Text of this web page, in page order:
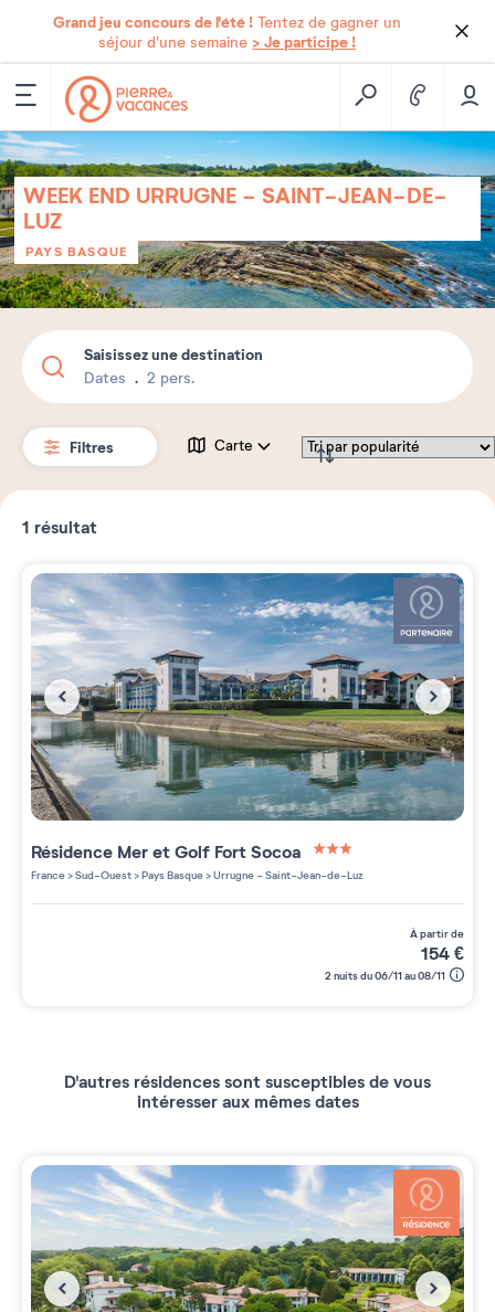
Grand jeu concours de l'été ! Tentez de gagner un
séjour d'une semaine > Je participe !
WEEK END URRUGNE - SAINT-JEAN-DE-
LUZ
PAYS BASQUE
Saisissez une destination
Dates 2 pers.
Filtres Carte
1 résultat
Résidence Mer et Golf Fort Socoa
3 étoiles sur 5
France>Sud-Ouest>Pays Basque>Urrugne - Saint-Jean-de-Luz
à partir de
154€
2 nuits du 06/11 au 08/11
D'autres résidences sont susceptibles de vous
intéresser aux mêmes dates